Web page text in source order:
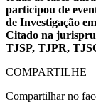
participou de
de Investigação
Citado na
TJSP, TJPR,
COMPARTILHE
Compartilhar no